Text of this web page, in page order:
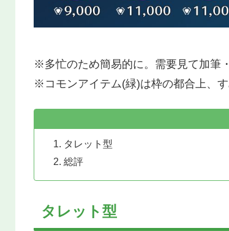
※多忙のため簡易的に。需要見て加筆
※コモンアイテム(緑)は枠の都合上、す
タレット型
総評
タレット型